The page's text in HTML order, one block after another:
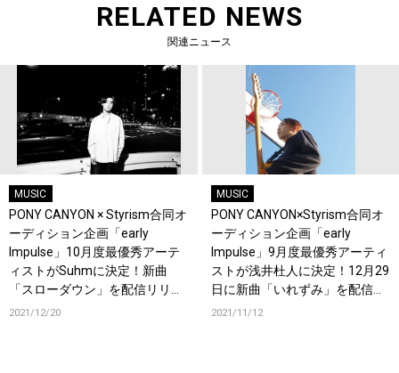
RELATED NEWS
関連ニュース
MUSIC
PONY CANYON × Styrism合同オ
ーディション企画「early
Impulse」10月度最優秀アーテ
ィストがSuhmに決定！新曲
「スローダウン」を配信リリー
ス！
2021/12/20
MUSIC
PONY CANYON×Styrism合同オ
ーディション企画「early
Impulse」9月度最優秀アーティ
ストが浅井杜人に決定！12月29
日に新曲「いれずみ」を配信リ
リース！
2021/11/12